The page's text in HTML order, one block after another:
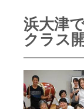
浜大津
クラス